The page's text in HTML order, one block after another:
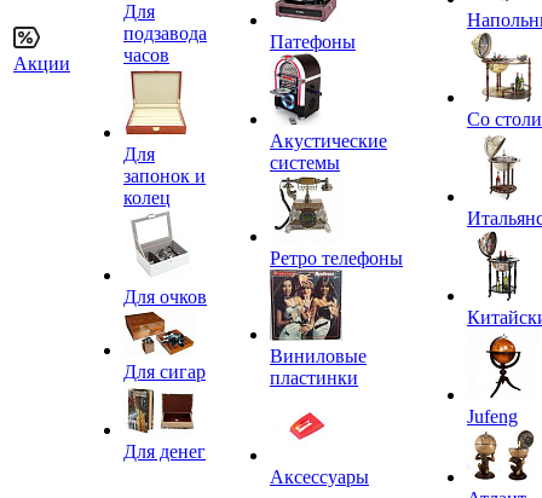
Акции
Для
подзавода
часов
Для
запонок и
колец
Для очков
Для сигар
Для денег
Патефоны
Акустические
системы
Ретро телефоны
Виниловые
пластинки
Аксессуары
Со
Jufeng